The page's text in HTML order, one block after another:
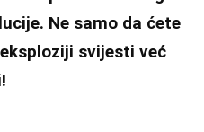
Ne samo da ćete
svijesti već